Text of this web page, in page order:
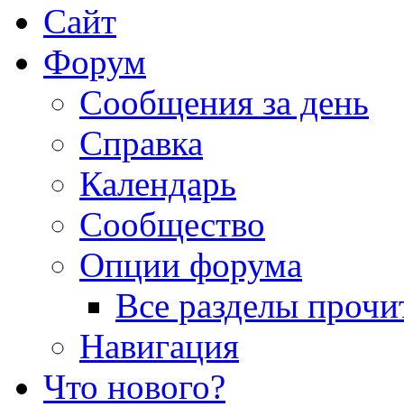
Сайт
Форум
Сообщения за день
Справка
Календарь
Сообщество
Опции форума
Все разделы
Навигация
Что нового?